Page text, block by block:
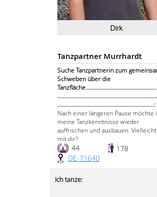
Dirk
Tanzpartner Murrhardt
Suche Tanzpartnerin zum
Schweben über die
................................................................:
Nach einer längeren Pause möchte
meine Tanzkenntnisse wieder
auffrischen und ausbauen.
mit dir?
44
178
DE-71640
Ich tanze: